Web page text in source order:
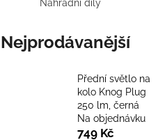
Náhradní díly
Nejprodávanější
Přední světlo na
kolo Knog Plug
250 lm, černá
Na objednávku
749 Kč